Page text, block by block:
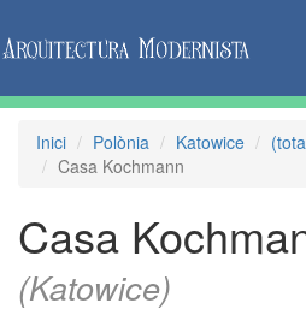
Inici Polònia Katowice
Casa Kochmann
Casa
(Katowice)